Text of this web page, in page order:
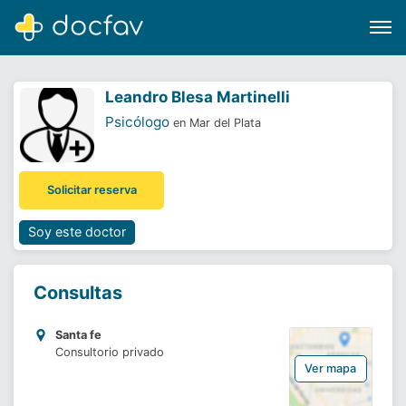
Software para clínicas
¿Eres un doctor?
Leandro Blesa Martinelli
Psicólogo en Mar del Plata
Solicitar reserva
Soy este doctor
Consultas
Santa fe
Consultorio privado
Ver mapa